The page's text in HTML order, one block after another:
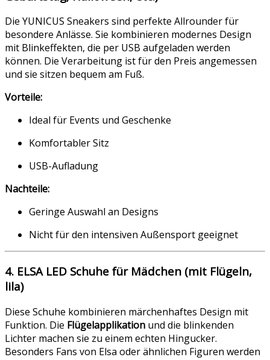
Die YUNICUS Sneakers sind perfekte Allrounder für
besondere Anlässe. Sie kombinieren modernes Design
mit Blinkeffekten, die per USB aufgeladen werden
können. Die Verarbeitung ist für den Preis angemessen
und sie sitzen bequem am Fuß.
Vorteile:
Ideal für Events und Geschenke
Komfortabler Sitz
USB-Aufladung
Nachteile:
Geringe Auswahl an Designs
Nicht für den intensiven Außensport geeignet
4. ELSA LED Schuhe für Mädchen (mit Flügeln,
lila)
Diese Schuhe kombinieren märchenhaftes Design mit
Funktion. Die Flügelapplikation und die blinkenden
Lichter machen sie zu einem echten Hingucker.
Besonders Fans von Elsa oder ähnlichen Figuren werden